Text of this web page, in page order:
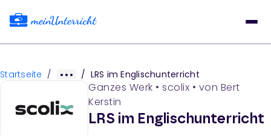
Startseite / / LRS im Englischunterricht
Ganzes Werk • scolix • von Bert
Kerstin
LRS im Englischunterricht